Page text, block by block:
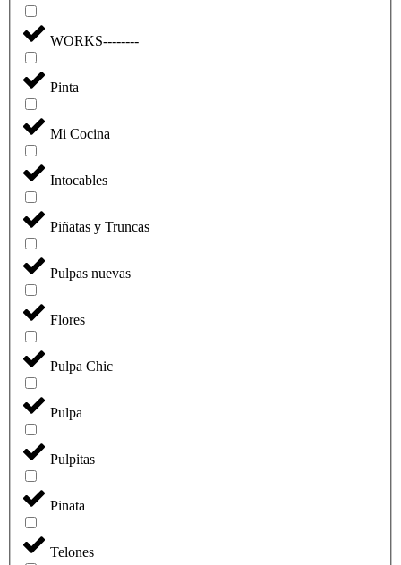
WORKS--------
Pinta
Mi Cocina
Intocables
Piñatas y Truncas
Pulpas nuevas
Flores
Pulpa Chic
Pulpa
Pulpitas
Pinata
Telones